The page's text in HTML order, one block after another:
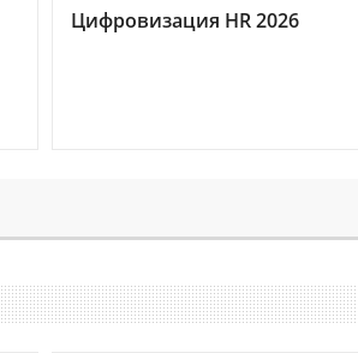
Цифровизация HR 2026